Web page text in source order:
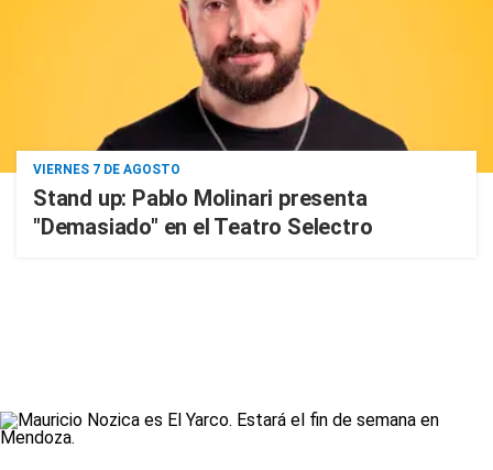
VIERNES 7 DE AGOSTO
Stand up: Pablo Molinari presenta
"Demasiado" en el Teatro Selectro